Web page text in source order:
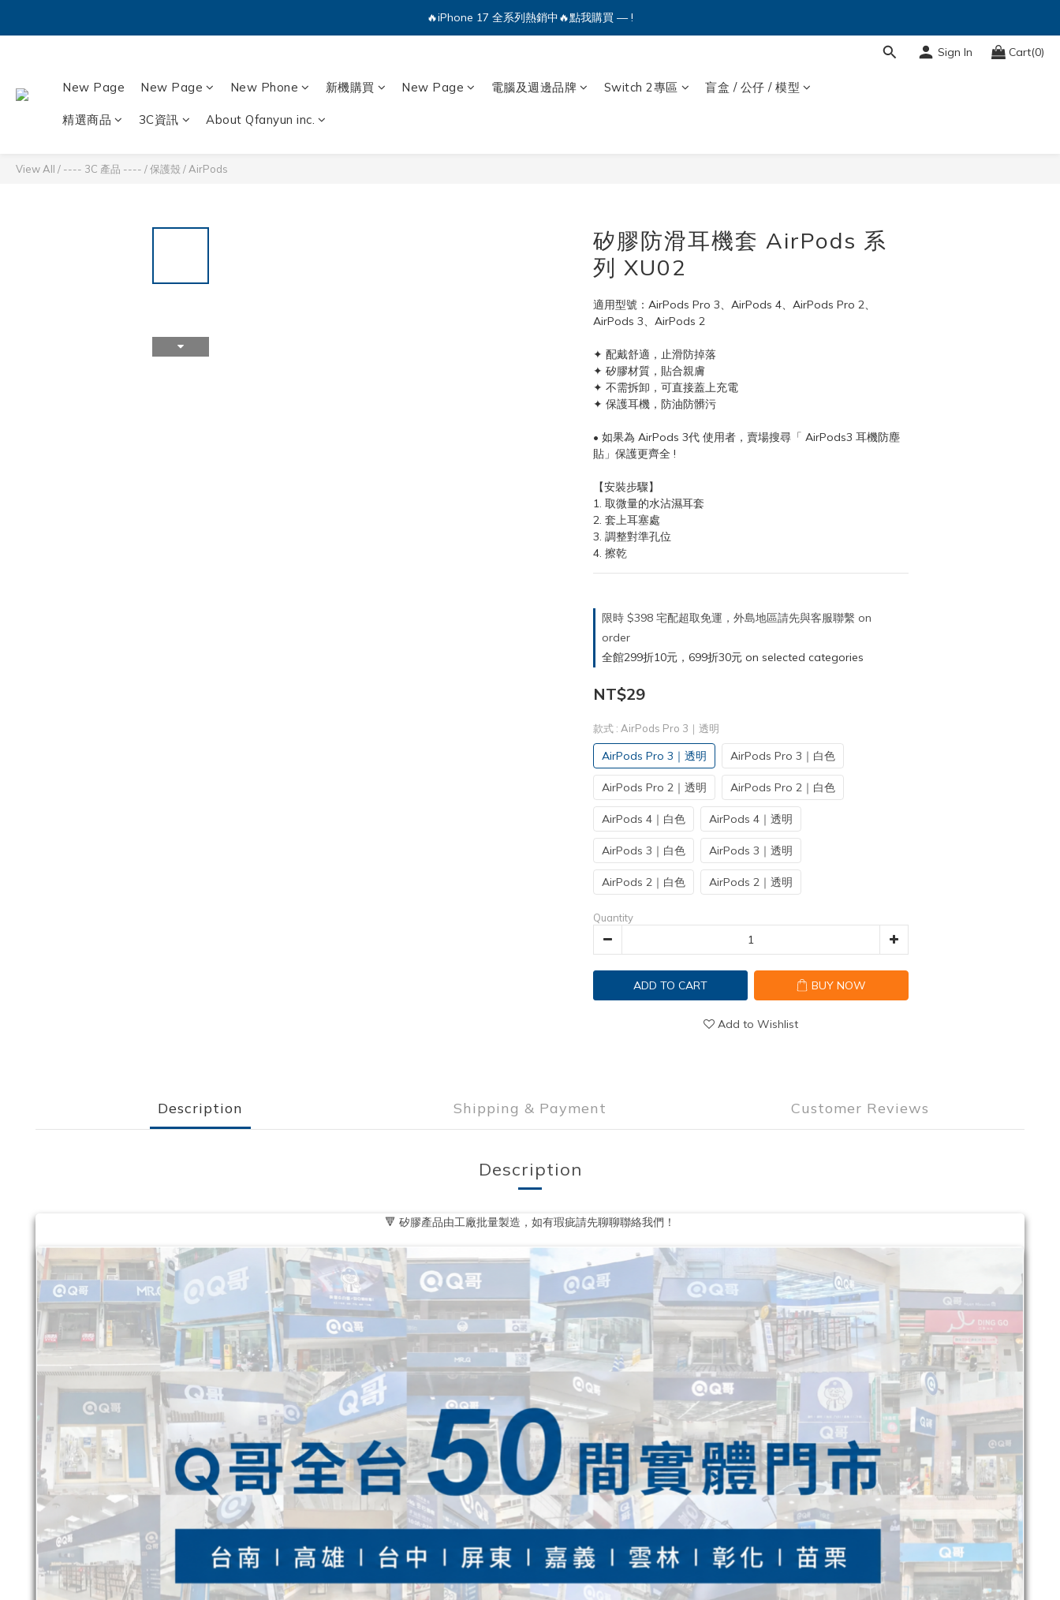
🔥iPhone 17 全系列熱銷中🔥點我購買 — !
💕加入Q哥 Line 新好友領優惠券！🎫
Sign In Cart(0)
New Page New Page New Phone 新機購買 New Page 電腦及週邊品牌 Switch 2專區 盲盒 / 公仔 / 模型
精選商品 3C資訊 About Qfanyun inc.
View All / ---- 3C 產品 ---- /保護殼 / AirPods
矽膠防滑耳機套 AirPods 系
列 XU02
適用型號：AirPods Pro 3、AirPods 4、AirPods Pro 2、
AirPods 3、AirPods 2
✦ 配戴舒適，止滑防掉落
✦ 矽膠材質，貼合親膚
✦ 不需拆卸，可直接蓋上充電
✦ 保護耳機，防油防髒污
• 如果為 AirPods 3代 使用者，賣場搜尋「 AirPods3 耳機防塵
貼」保護更齊全 !
【安裝步驟】
1. 取微量的水沾濕耳套
2. 套上耳塞處
3. 調整對準孔位
4. 擦乾
限時 $398 宅配超取免運，外島地區請先與客服聯繫 on
order
全館299折10元，699折30元 on selected categories
NT$29
款式 : AirPods Pro 3｜透明
AirPods Pro 3｜透明 AirPods Pro 3｜白色
AirPods Pro 2｜透明 AirPods Pro 2｜白色
AirPods 4｜白色 AirPods 4｜透明
AirPods 3｜白色 AirPods 3｜透明
AirPods 2｜白色 AirPods 2｜透明
Quantity
ADD TO CART BUY NOW
Add to Wishlist
Description Shipping & Payment Customer Reviews
Description
🔻 矽膠產品由工廠批量製造，如有瑕疵請先聊聊聯絡我們！